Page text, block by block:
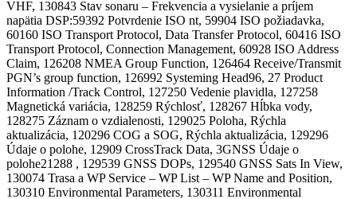
VHF, 130843 Stav sonaru – Frekvencia a vysielanie a príjem
napätia DSP:59392 Potvrdenie ISO nt, 59904 ISO požiadavka,
60160 ISO Transport Protocol, Data Transfer Protocol, 60416 ISO
Transport Protocol, Connection Management, 60928 ISO Address
Claim, 126208 NMEA Group Function, 126464 Receive/Transmit
PGN’s group function, 126992 Systeming Head96, 27 Product
Information /Track Control, 127250 Vedenie plavidla, 127258
Magnetická variácia, 128259 Rýchlosť, 128267 Hĺbka vody,
128275 Záznam o vzdialenosti, 129025 Poloha, Rýchla
aktualizácia, 120296 COG a SOG, Rýchla aktualizácia, 129296
Údaje o polohe, 12909 CrossTrack Data, 3GNSS Údaje o
polohe21288 , 129539 GNSS DOPs, 129540 GNSS Sats In View,
130074 Trasa a WP Service – WP List – WP Name and Position,
130310 Environmental Parameters, 130311 Environmental